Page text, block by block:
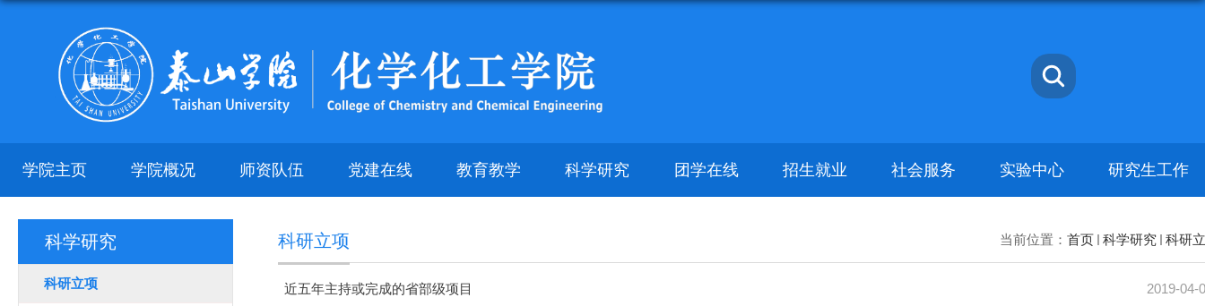
学院主页 学院概况 师资队伍 党建在线 教育教学 科学研究 团学在线 招生就业 社会服务 实验中心 研究生工作
科学研究
科研立项
当前位置： 首页 科学研究 科研
科研立项
近五年主持或完成的省部级项目
2019-04-